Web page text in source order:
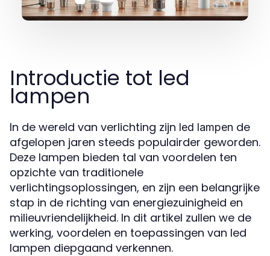
Introductie tot led
lampen
In de wereld van verlichting zijn led lampen de
afgelopen jaren steeds populairder geworden.
Deze lampen bieden tal van voordelen ten
opzichte van traditionele
verlichtingsoplossingen, en zijn een belangrijke
stap in de richting van energiezuinigheid en
milieuvriendelijkheid. In dit artikel zullen we de
werking, voordelen en toepassingen van led
lampen diepgaand verkennen.